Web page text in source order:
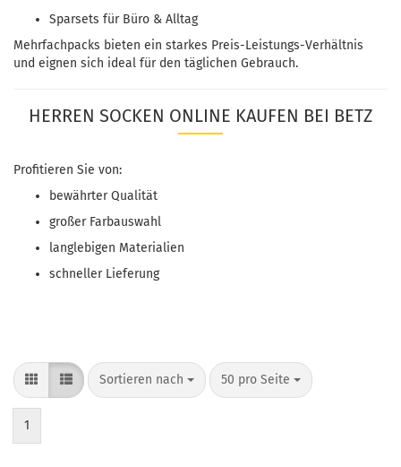
Sparsets für Büro & Alltag
Mehrfachpacks bieten ein starkes Preis-Leistungs-Verhältnis
und eignen sich ideal für den täglichen Gebrauch.
HERREN SOCKEN ONLINE KAUFEN BEI BETZ
Profitieren Sie von:
bewährter Qualität
großer Farbauswahl
langlebigen Materialien
schneller Lieferung
Sortieren nach 50 pro Seite
1